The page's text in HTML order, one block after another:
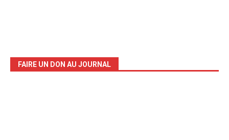
FAIRE UN DON AU JOURNAL